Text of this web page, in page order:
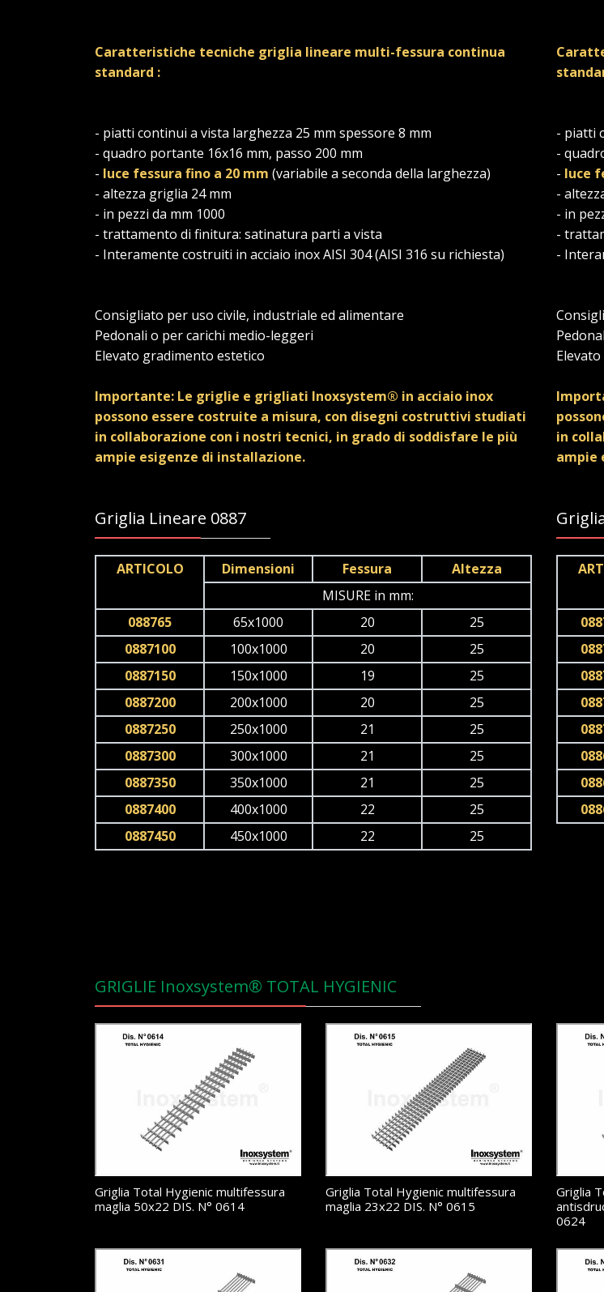
Caratteristiche tecniche griglia lineare multi-fessura continua
standard :
- piatti continui a vista larghezza 25 mm spessore 8 mm
- quadro portante 16x16 mm, passo 200 mm
- luce fessura fino a 20 mm (variabile a seconda della larghezza)
- altezza griglia 24 mm
- in pezzi da mm 1000
- trattamento di finitura: satinatura parti a vista
- Interamente costruiti in acciaio inox AISI 304 (AISI 316 su richiesta)
Consigliato per uso civile, industriale ed alimentare
Pedonali o per carichi medio-leggeri
Elevato gradimento estetico
Importante: Le griglie e grigliati Inoxsystem® in acciaio inox
possono essere costruite a misura, con disegni costruttivi studiati
in collaborazione con i nostri tecnici, in grado di soddisfare le più
ampie esigenze di installazione.
Griglia Lineare 0887
ARTICOLO Dimensioni Fessura
Altezza
MISURE in mm:
088765
65x1000 20
25
0887100
100x1000 20
25
0887150
150x1000 19
25
0887200
200x1000 20
25
0887250
250x1000 21
25
0887300
300x1000 21
25
0887350
350x1000 21
25
0887400
400x1000 22
25
0887450
450x1000 22 25
- piatti
-
- luce
-
- in
-
-
in
ampie
GRIGLIE Inoxsystem® TOTAL HYGIENIC
Griglia Total Hygienic multifessura
maglia 50x22 DIS. N° 0614
Griglia Total Hygienic multifessura
maglia 23x22 DIS. N° 0615
Griglia
0624